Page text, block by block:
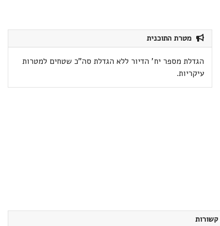
מטרת התוכנית
הגדלת מספר יח' הדיור ללא הגדלת סה"כ שטחים למטרות
עיקריות.
קשורות